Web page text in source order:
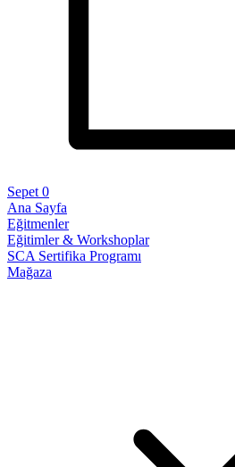
Sepet 0
Ana Sayfa
Eğitmenler
Eğitimler & Workshoplar
SCA Sertifika Programı
Mağaza